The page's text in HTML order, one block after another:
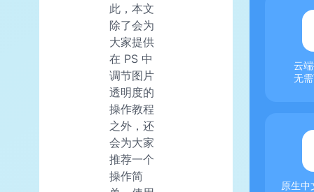
此，本文
除了会为
大家提供
在 PS 中
调节图片
透明度的
操作教程
之外，还
会为大家
推荐一个
操作简
云
无
原生中